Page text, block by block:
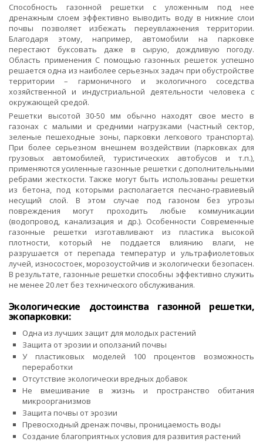
Способность газонной решетки с уложенным под нее
дренажным слоем эффективно выводить воду в нижние слои
почвы позволяет избежать переувлажнения территории.
Благодаря этому, например, автомобили на парковке
перестают буксовать даже в сырую, дождливую погоду.
Область применения С помощью газонных решеток успешно
решается одна из наиболее серьезных задач при обустройстве
территории – гармоничного и экологичного соседства
хозяйственной и индустриальной деятельности человека с
окружающей средой.
Решетки высотой 30-50 мм обычно находят свое место в
газонах с малыми и средними нагрузками (частный сектор,
зеленые пешеходные зоны, парковки легкового транспорта).
При более серьезном внешнем воздействии (парковках для
грузовых автомобилей, туристических автобусов и т.п.),
применяются усиленные газонные решетки с дополнительными
ребрами жесткости. Также могут быть использованы решетки
из бетона, под которыми располагается песчано-гравиевый
несущий слой. В этом случае под газоном без угрозы
повреждения могут проходить любые коммуникации
(водопровод, канализация и др.). Особенности Современные
газонные решетки изготавливают из пластика высокой
плотности, который не поддается влиянию влаги, не
разрушается от перепада температур и ультрафиолетовых
лучей, износостоек, морозоустойчив и экологически безопасен.
В результате, газонные решетки способны эффективно служить
не менее 20 лет без технического обслуживания.
Экологические достоинства газонной решетки,
экопарковки:
Одна из лучших защит для молодых растений
Защита от эрозии и оползаний почвы
У пластиковых моделей 100 процентов возможность
переработки
Отсутствие экологически вредных добавок
Не вмешивание в жизнь и пространство обитания
микроорганизмов
Защита почвы от эрозии
Превосходный дренаж почвы, проницаемость воды
Создание благоприятных условия для развития растений